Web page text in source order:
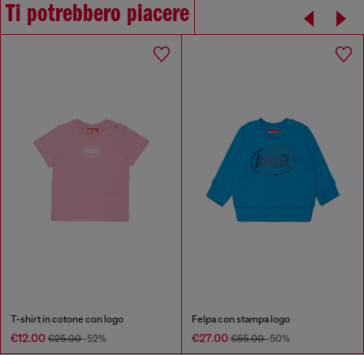
Ti potrebbero piacere
T-shirt in cotone con logo
€12.00 €25.00-52%
Felpa con stampa logo
€27.00 €55.00-50%